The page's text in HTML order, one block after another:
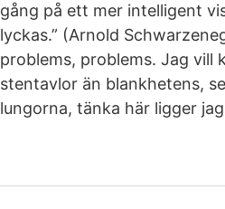
gång på ett mer intelligent
lyckas.” (Arnold
problems, problems. Jag vill
stentavlor än blankhetens,
lungorna, tänka här ligger